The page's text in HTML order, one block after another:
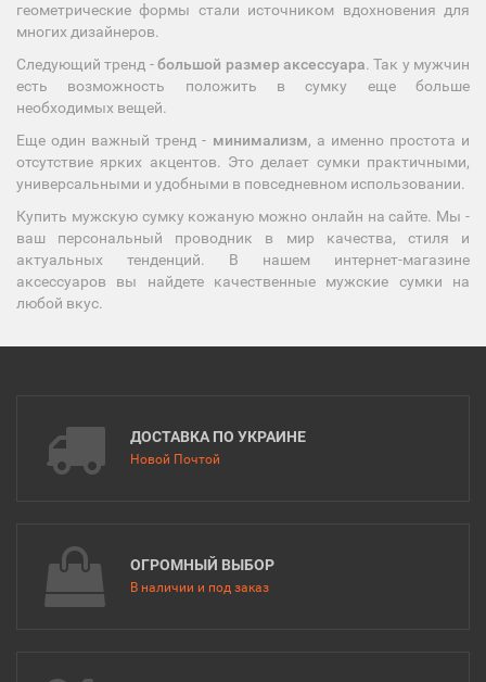
геометрические формы стали источником вдохновения для
многих дизайнеров.
Следующий тренд -большой размер аксессуара. Так у мужчин
есть возможность положить в сумку еще больше
необходимых вещей.
Еще один важный тренд - минимализм, а именно простота и
отсутствие ярких акцентов. Это делает сумки практичными,
универсальными и удобными в повседневном использовании.
Купить мужскую сумку кожаную можно онлайн на сайте. Мы -
ваш персональный проводник в мир качества, стиля и
актуальных тенденций. В нашем интернет-магазине
аксессуаров вы найдете качественные мужские сумки на
любой вкус.
ДОСТАВКА ПО УКРАИНЕ
Новой Почтой
ОГРОМНЫЙ ВЫБОР
В наличии и под заказ